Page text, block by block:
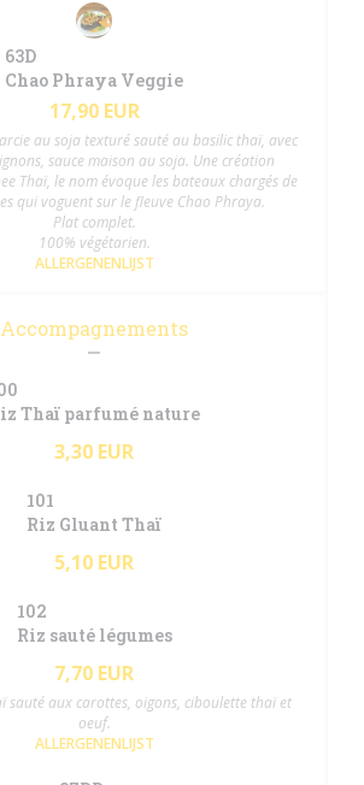
63D
Chao Phraya Veggie
17,90 EUR
au soja texturé sauté au basilic thaï, avec
sauce maison au soja. Une création
Thaï, le nom évoque les bateaux chargés de
qui voguent sur le fleuve Chao Phraya.
Plat complet.
100% végétarien.
ALLERGENENLIJST
Accompagnements
Thaï parfumé nature
3,30 EUR
101
Riz Gluant Thaï
5,10 EUR
102
Riz sauté légumes
7,70 EUR
sauté aux carottes, oigons, ciboulette thaï et
oeuf.
ALLERGENENLIJST